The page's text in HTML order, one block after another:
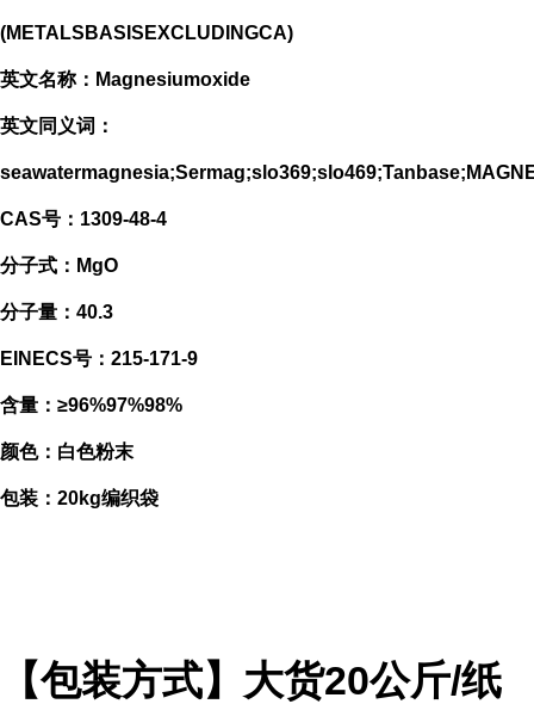
(METALSBASISEXCLUDINGCA)
英文名称：Magnesiumoxide
英文同义词：
CAS号：1309-48-4
分子式：MgO
分子量：40.3
EINECS号：215-171-9
含量：≥96%97%98%
颜色：白色粉末
包装：20kg编织袋
【包装方式】大货20公斤/纸